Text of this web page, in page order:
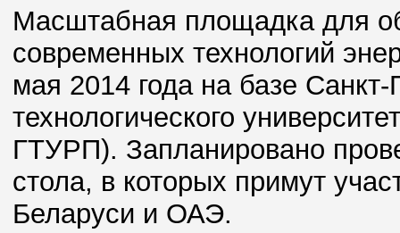
Масштабная площадка для
современных технологий
мая 2014 года на базе Санкт-
технологического
ГТУРП). Запланировано
стола, в которых примут
Беларуси и ОАЭ.